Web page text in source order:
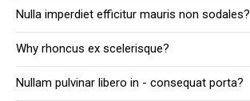
Nulla imperdiet efficitur mauris non sodales?
Why rhoncus ex scelerisque?
Nullam pulvinar libero in - consequat porta?